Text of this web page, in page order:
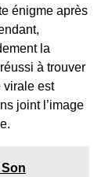
énigme après
la
à trouver
virale est
joint l’image